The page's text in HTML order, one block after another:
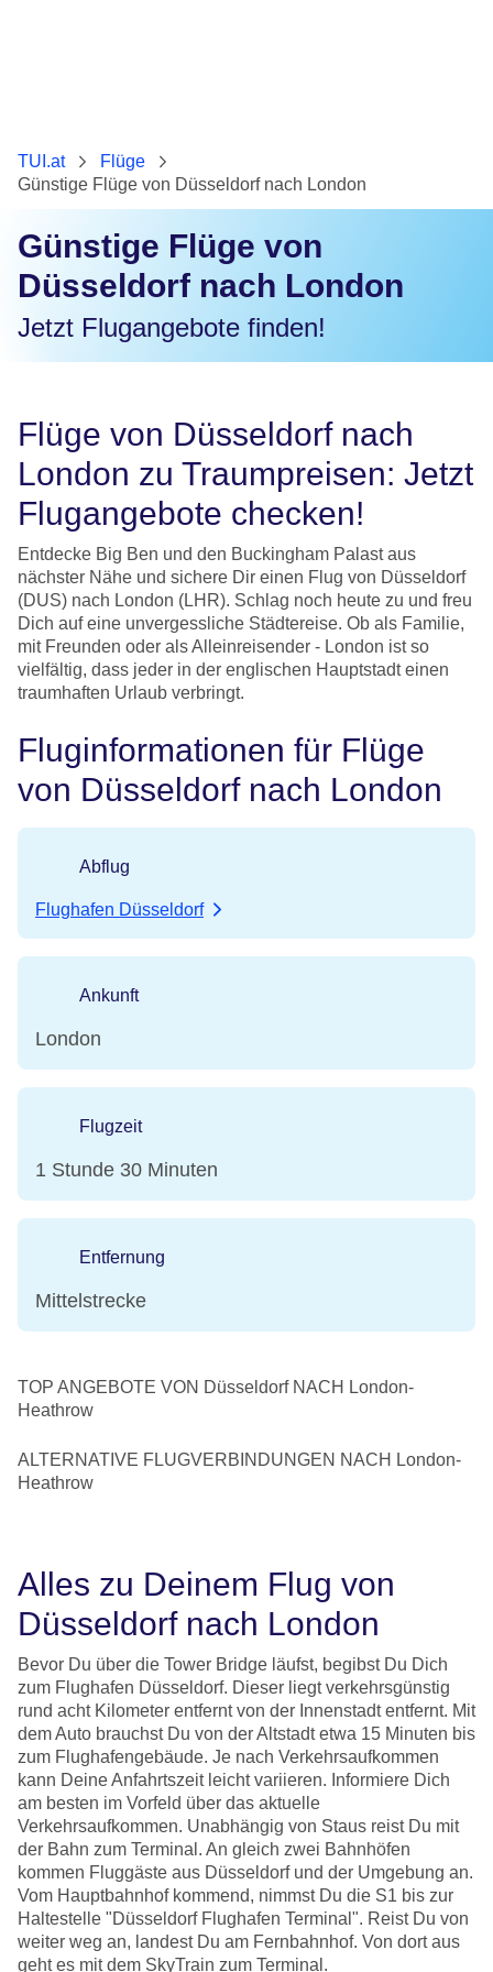
TUI.at
Flüge
Günstige Flüge von Düsseldorf nach London
Günstige Flüge von
Düsseldorf nach London
Jetzt Flugangebote finden!
Flüge von Düsseldorf nach
London zu Traumpreisen: Jetzt
Flugangebote checken!
Entdecke Big Ben und den Buckingham Palast aus
nächster Nähe und sichere Dir einen Flug von Düsseldorf
(DUS) nach London (LHR). Schlag noch heute zu und freu
Dich auf eine unvergessliche Städtereise. Ob als Familie,
mit Freunden oder als Alleinreisender - London ist so
vielfältig, dass jeder in der englischen Hauptstadt einen
traumhaften Urlaub verbringt.
Fluginformationen für Flüge
von Düsseldorf nach London
Abflug
Flughafen Düsseldorf
Ankunft
London
Flugzeit
1 Stunde 30 Minuten
Entfernung
Mittelstrecke
TOP ANGEBOTE VON Düsseldorf NACH London-
Heathrow
ALTERNATIVE FLUGVERBINDUNGEN NACH London-
Heathrow
Alles zu Deinem Flug von
Düsseldorf nach London
Bevor Du über die Tower Bridge läufst, begibst Du Dich
zum Flughafen Düsseldorf. Dieser liegt verkehrsgünstig
rund acht Kilometer entfernt von der Innenstadt entfernt. Mit
dem Auto brauchst Du von der Altstadt etwa 15 Minuten bis
zum Flughafengebäude. Je nach Verkehrsaufkommen
kann Deine Anfahrtszeit leicht variieren. Informiere Dich
am besten im Vorfeld über das aktuelle
Verkehrsaufkommen. Unabhängig von Staus reist Du mit
der Bahn zum Terminal. An gleich zwei Bahnhöfen
kommen Fluggäste aus Düsseldorf und der Umgebung an.
Vom Hauptbahnhof kommend, nimmst Du die S1 bis zur
Haltestelle "Düsseldorf Flughafen Terminal". Reist Du von
weiter weg an, landest Du am Fernbahnhof. Von dort aus
geht es mit dem SkyTrain zum Terminal.